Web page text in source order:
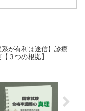
系が有利は迷信】診療
３つの根拠】